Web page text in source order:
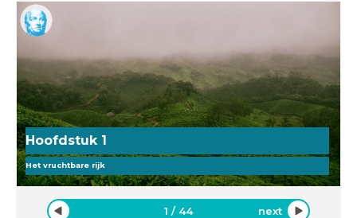
Hoofdstuk 1
Het vruchtbare rijk
1 / 44 next